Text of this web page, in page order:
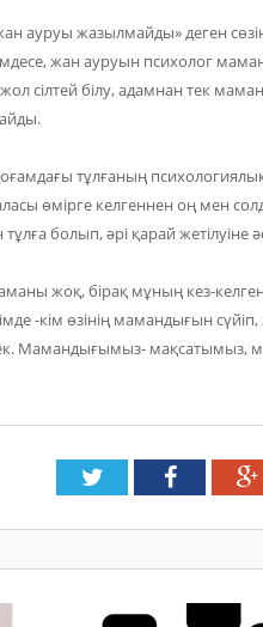
ауруы жазылмайды» деген
жан ауруын психолог
сілтей білу, адамнан тек
тұлғаның
өмірге келгеннен оң мен
болып, әрі қарай жетілуіне
жоқ, бірақ мұның кез-
-кім өзінің мамандығын
Мамандығымыз-
Twitter